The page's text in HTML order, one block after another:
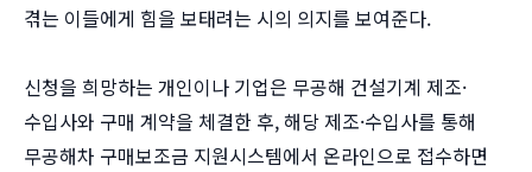
겪는 이들에게 힘을 보태려는 시의 의지를 보여준다.
신청을 희망하는 개인이나 기업은 무공해 건설기계 제조·
수입사와 구매 계약을 체결한 후, 해당 제조·수입사를 통해
무공해차 구매보조금 지원시스템에서 온라인으로 접수하면